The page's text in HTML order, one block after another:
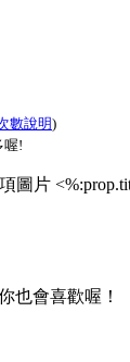
數說明)
喔!
也會喜歡喔！